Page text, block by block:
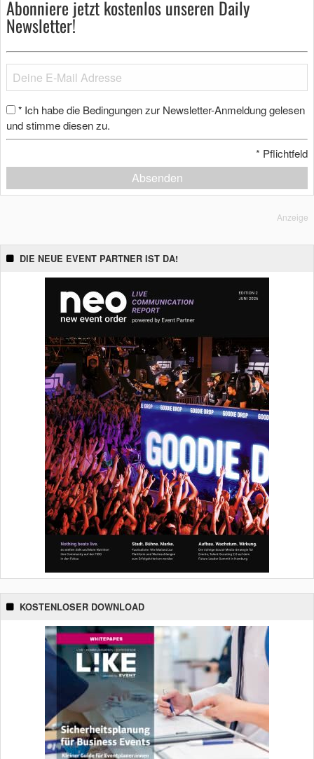
Abonniere jetzt kostenlos unseren Daily
Newsletter!
* Ich habe die Bedingungen zur Newsletter-Anmeldung gelesen
und stimme diesen zu.
* Pflichtfeld
Absenden
Anzeige
DIE NEUE EVENT PARTNER IST DA!
KOSTENLOSER DOWNLOAD